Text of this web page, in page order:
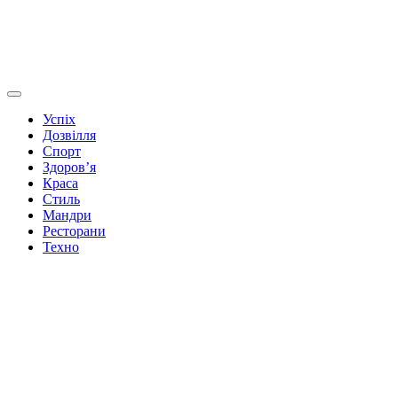
Успіх
Дозвілля
Спорт
Здоров’я
Краса
Стиль
Мандри
Ресторани
Техно